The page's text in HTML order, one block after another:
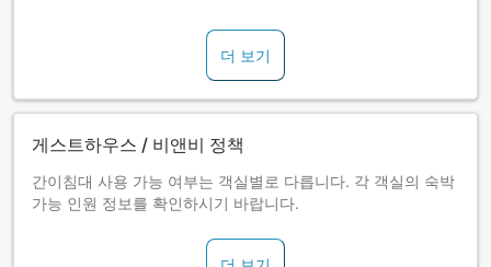
더 보기
게스트하우스 / 비앤비 정책
간이침대 사용 가능 여부는 객실별로 다릅니다. 각 객실의 숙박
가능 인원 정보를 확인하시기 바랍니다.